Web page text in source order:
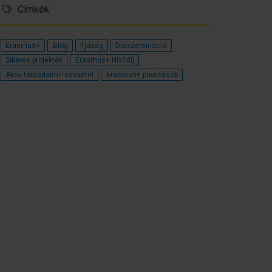
Címkék
Erasmus+ Blog Ifjúság
Disszemináció
Sikeres projektek
Erasmus+ Nívódíj
Aktív társadalmi részvétel
Erasmus+ prioritások